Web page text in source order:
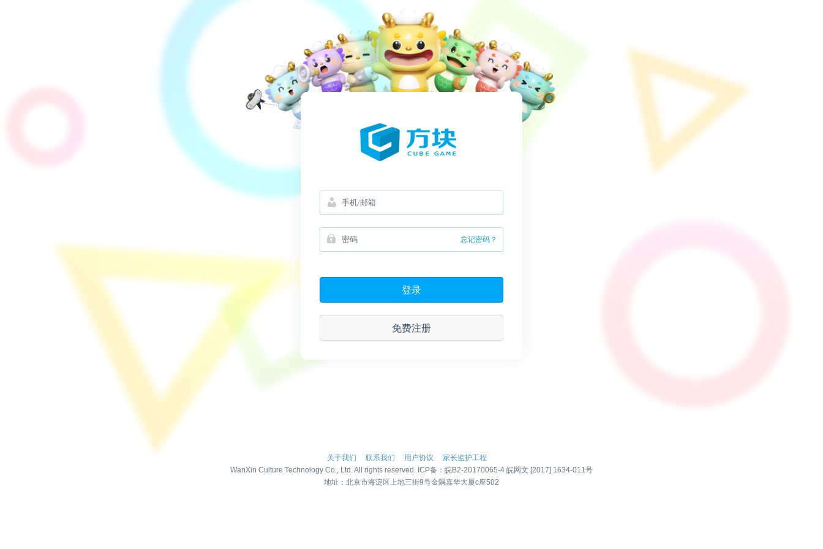
忘记密码？
登录
免费注册
关于我们 联系我们 用户协议
家长监护工程
WanXin Culture Technology Co., Ltd. All rights reserved. ICP备： 皖B2-20170065-4 皖网文 [2017] 1634-011号
地址：北京市海淀区上地三街9号金隅嘉华大厦c座502